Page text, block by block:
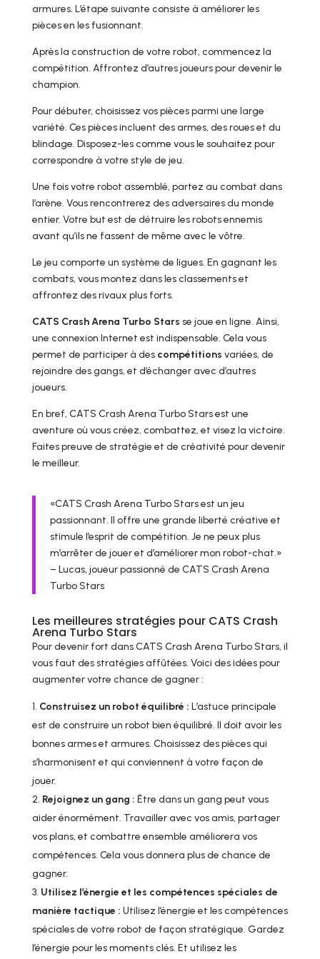
armures. L’étape suivante consiste à améliorer les
pièces en les fusionnant.
Après la construction de votre robot, commencez la
compétition. Affrontez d’autres joueurs pour devenir le
champion.
Pour débuter, choisissez vos pièces parmi une large
variété. Ces pièces incluent des armes, des roues et du
blindage. Disposez-les comme vous le souhaitez pour
correspondre à votre style de jeu.
Une fois votre robot assemblé, partez au combat dans
l’arène. Vous rencontrerez des adversaires du monde
entier. Votre but est de détruire les robots ennemis
avant qu’ils ne fassent de même avec le vôtre.
Le jeu comporte un système de ligues. En gagnant les
combats, vous montez dans les classements et
affrontez des rivaux plus forts.
CATS Crash Arena Turbo Stars se joue en ligne. Ainsi,
une connexion Internet est indispensable. Cela vous
permet de participer à des compétitions variées, de
rejoindre des gangs, et d’échanger avec d’autres
joueurs.
En bref, CATS Crash Arena Turbo Stars est une
aventure où vous créez, combattez, et visez la victoire.
Faites preuve de stratégie et de créativité pour devenir
le meilleur.
«CATS Crash Arena Turbo Stars est un jeu
passionnant. Il offre une grande liberté créative et
stimule l’esprit de compétition. Je ne peux plus
m’arrêter de jouer et d’améliorer mon robot-chat.»
– Lucas, joueur passionné de CATS Crash Arena
Turbo Stars
Les meilleures stratégies pour CATS Crash
Arena Turbo Stars
Pour devenir fort dans CATS Crash Arena Turbo Stars, il
vous faut des stratégies affûtées. Voici des idées pour
augmenter votre chance de gagner :
Construisez un robot équilibré : L’astuce principale
est de construire un robot bien équilibré. Il doit avoir les
bonnes armes et armures. Choisissez des pièces qui
s’harmonisent et qui conviennent à votre façon de
jouer.
Rejoignez un gang : Être dans un gang peut vous
aider énormément. Travailler avec vos amis, partager
vos plans, et combattre ensemble améliorera vos
compétences. Cela vous donnera plus de chance de
gagner.
Utilisez l’énergie et les compétences spéciales de
manière tactique : Utilisez l’énergie et les compétences
spéciales de votre robot de façon stratégique. Gardez
l’énergie pour les moments clés. Et utilisez les